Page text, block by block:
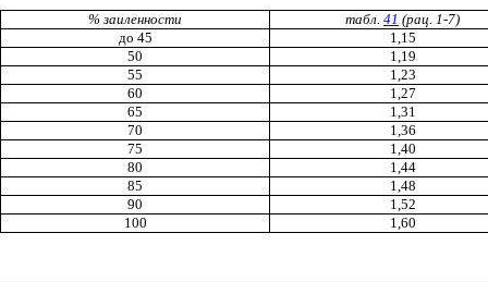
% заиленности табл. 41 (рац. 1-7)
до 45
1,15
50
1,19
55
1,23
60
1,27
65
1,31
70
1,36
75
1,40
80
1,44
85
1,48
90
1,52
100 1,60